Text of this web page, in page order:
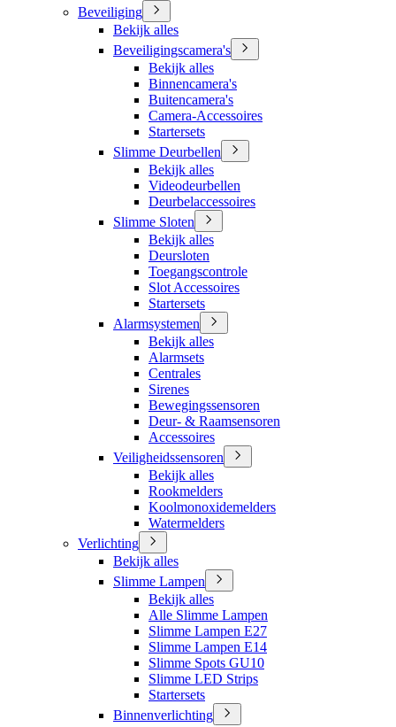
Beveiliging
Bekijk alles
Beveiligingscamera's
Bekijk alles
Binnencamera's
Buitencamera's
Camera-Accessoires
Startersets
Slimme Deurbellen
Bekijk alles
Videodeurbellen
Deurbelaccessoires
Slimme Sloten
Bekijk alles
Deursloten
Toegangscontrole
Slot Accessoires
Startersets
Alarmsystemen
Bekijk alles
Alarmsets
Centrales
Sirenes
Bewegingssensoren
Deur- & Raamsensoren
Accessoires
Veiligheidssensoren
Bekijk alles
Rookmelders
Koolmonoxidemelders
Watermelders
Verlichting
Bekijk alles
Slimme Lampen
Bekijk alles
Alle Slimme Lampen
Slimme Lampen E27
Slimme Lampen E14
Slimme Spots GU10
Slimme LED Strips
Startersets
Binnenverlichting